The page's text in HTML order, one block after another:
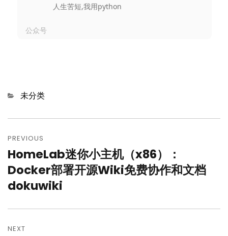
人生苦短,我用python
公众号
Categories
未分类
章
导
航
PREVIOUS
Previous
post:
HomeLab迷你小主机（x86）：
Docker部署开源Wiki免费协作和文档
dokuwiki
NEXT